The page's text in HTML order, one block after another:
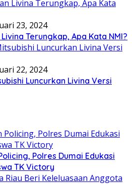
23, 2024
Terungkap, Apa Kata NMI?
22, 2024
Luncurkan Livina Versi
Polres Dumai Edukasi
TK Victory